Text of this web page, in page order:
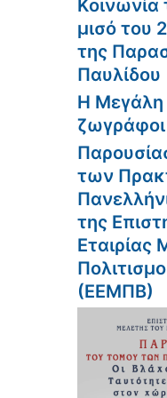
Κοινωνία
μισό του
της
Παυλίδου
Η Μεγάλη
των
της
Εταιρίας
(ΕΕΜΠΒ)